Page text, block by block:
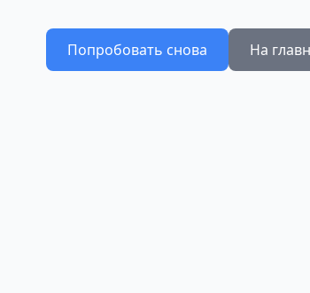
Попробовать снова На